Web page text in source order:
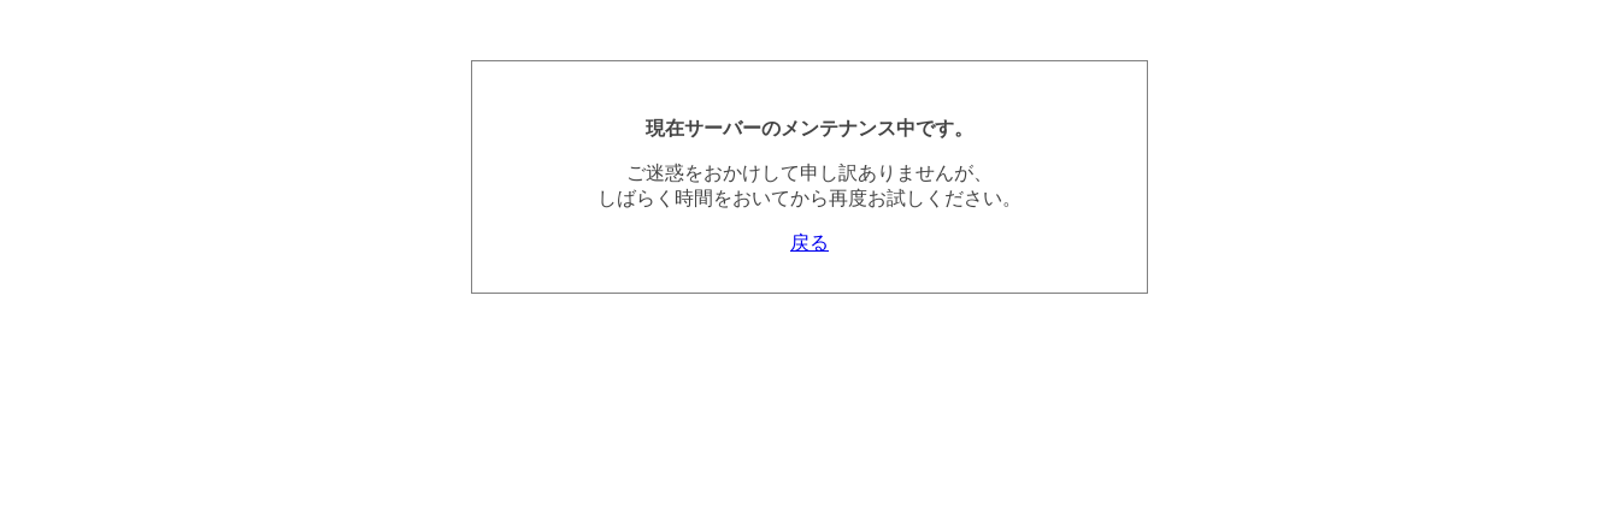
現在サーバーのメンテナンス中です。
ご迷惑をおかけして申し訳ありませんが、
しばらく時間をおいてから再度お試しください。
戻る